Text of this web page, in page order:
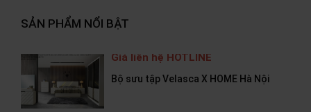
SẢN PHẨM NỔI BẬT
Giá liên hệ HOTLINE
Bộ sưu tập Velasca X HOME Hà Nội